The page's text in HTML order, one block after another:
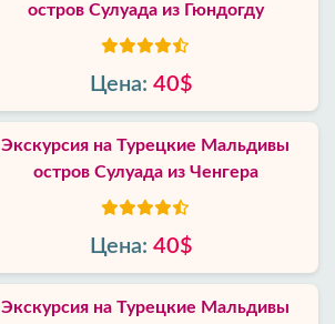
остров Сулуада из Гюндогду
Цена: 40$
Экскурсия на Турецкие Мальдивы
остров Сулуада из Ченгера
Цена: 40$
Экскурсия на Турецкие Мальдивы